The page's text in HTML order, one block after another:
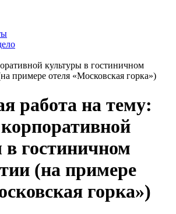
культуры в гостиничном
примере отеля «Московская горка»)
работа на тему:
гостиничном
(на примере
горка»)